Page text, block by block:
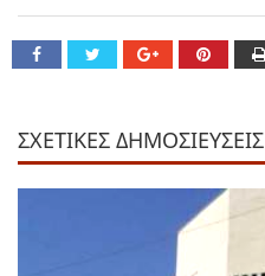
ΣΧΕΤΙΚΕΣ ΔΗΜΟΣΙΕΥΣΕΙΣ